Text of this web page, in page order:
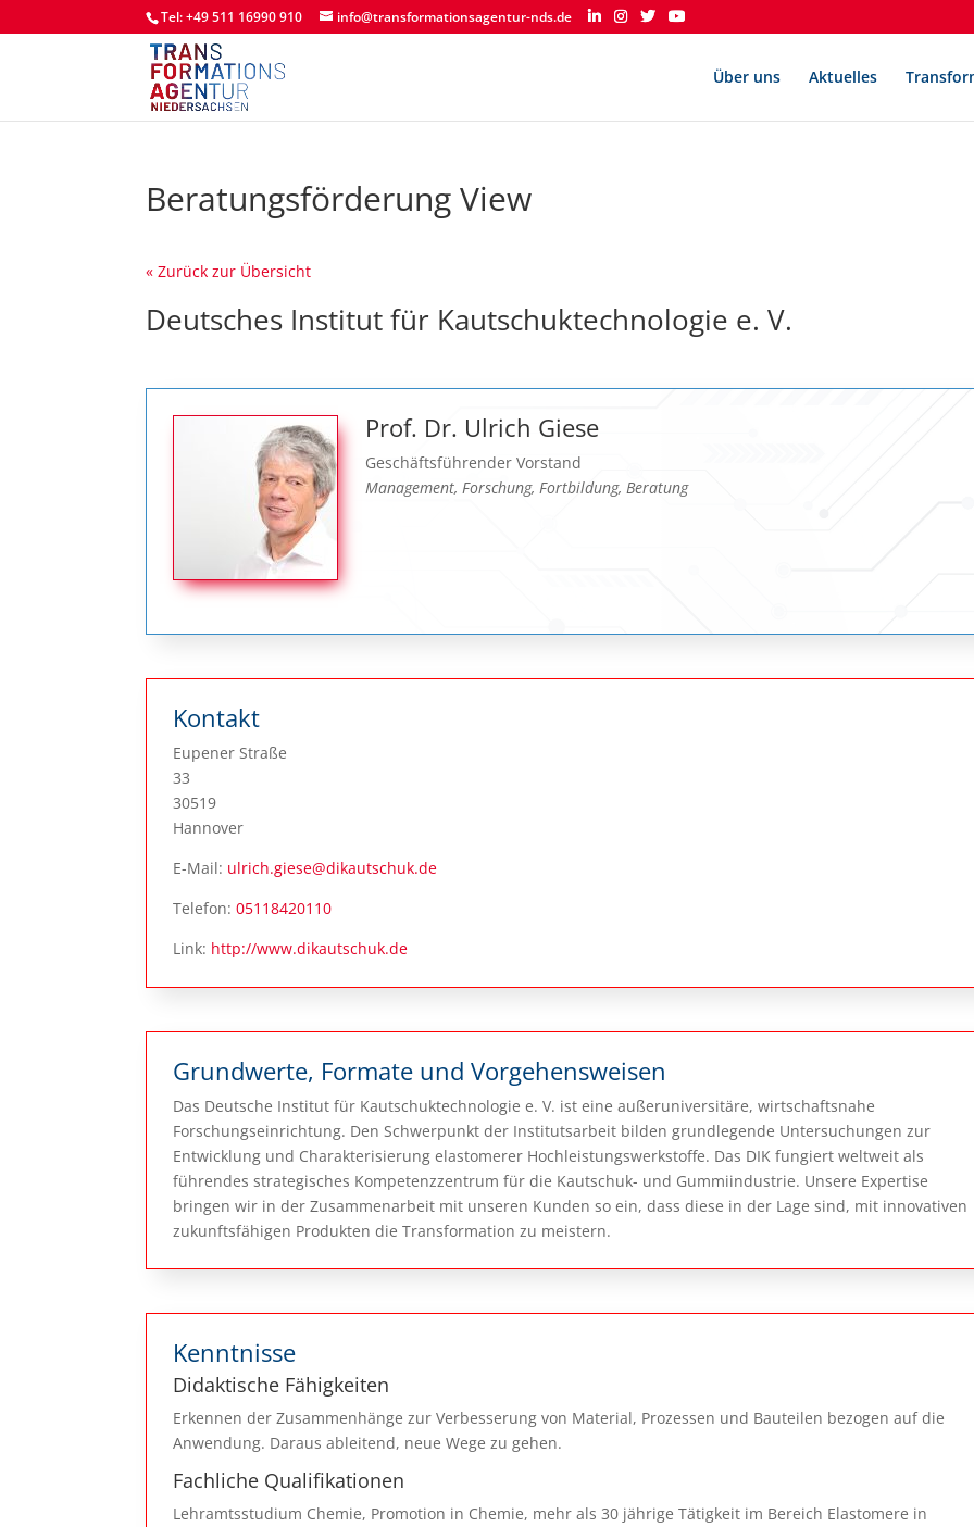
Tel: +49 511 16990 910 info@transformationsagentur-nds.de
Über uns Aktuelles
Beratungsförderung View
« Zurück zur Übersicht
Deutsches Institut für Kautschuktechnologie e. V.
Prof. Dr. Ulrich Giese
Geschäftsführender Vorstand
Management, Forschung, Fortbildung, Beratung
Kontakt
Eupener Straße
33
30519
Hannover
E-Mail: ulrich.giese@dikautschuk.de
Telefon:05118420110
Link: http://www.dikautschuk.de
Grundwerte, Formate und Vorgehensweisen
Das Deutsche Institut für Kautschuktechnologie e. V. ist eine außeruniversitäre, wirtschaftsnahe
Forschungseinrichtung. Den Schwerpunkt der Institutsarbeit bilden grundlegende Untersuchungen zur
Entwicklung und Charakterisierung elastomerer Hochleistungswerkstoffe. Das DIK fungiert weltweit als
führendes strategisches Kompetenzzentrum für die Kautschuk- und Gummiindustrie. Unsere Expertise
bringen wir in der Zusammenarbeit mit unseren Kunden so ein, dass diese in der Lage sind, mit innovativen
zukunftsfähigen Produkten die Transformation zu meistern.
Kenntnisse
Didaktische Fähigkeiten
Erkennen der Zusammenhänge zur Verbesserung von Material, Prozessen und Bauteilen bezogen auf die
Anwendung. Daraus ableitend, neue Wege zu gehen.
Fachliche Qualifikationen
Lehramtsstudium Chemie, Promotion in Chemie, mehr als 30 jährige Tätigkeit im Bereich Elastomere in